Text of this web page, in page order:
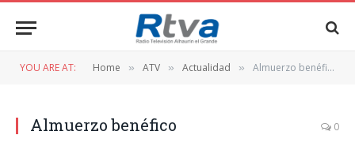
YOU ARE AT: Home » ATV » Actualidad » Almuerzo benéfico
Almuerzo benéfico 0